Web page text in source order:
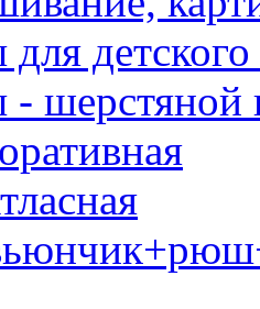
шерстяной